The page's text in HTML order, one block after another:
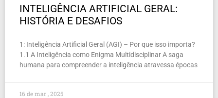
INTELIGÊNCIA ARTIFICIAL GERAL:
HISTÓRIA E DESAFIOS
1: Inteligência Artificial Geral (AGI) – Por que isso importa?
1.1 A Inteligência como Enigma Multidisciplinar A saga
humana para compreender a inteligência atravessa épocas
16 de mar , 2025